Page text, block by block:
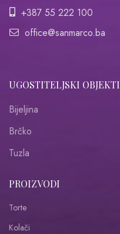
+387 55 222 100
office@sanmarco.ba
UGOSTITELJSKI OBJEKTI
Bijeljina
Brčko
Tuzla
PROIZVODI
Torte
Kolači